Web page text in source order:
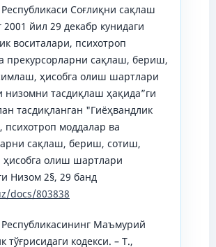
Соғлиқни сақлаш
йил 29 декабр кунидаги
воситалари, психотроп
прекурсорларни сақлаш, бериш,
ҳисобга олиш шартлари
низомни тасдиқлаш ҳақида”ги
тасдиқланган "Гиёҳвандлик
психотроп моддалар ва
сақлаш, бериш, сотиш,
олиш шартлари
Низом 2§, 29 банд
docs/803838
Республикасининг Маъмурий
тўғрисидаги кодекси. – Т.,